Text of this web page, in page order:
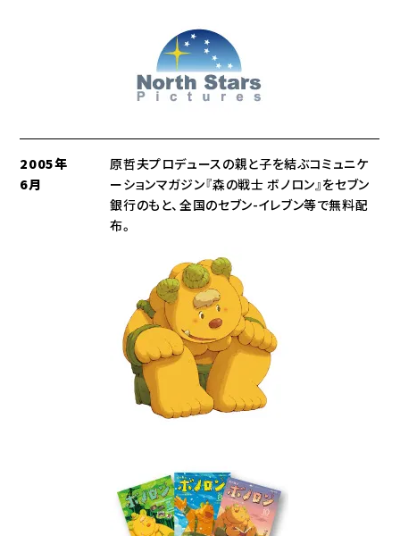
2005年
6月
原哲夫プロデュースの親と子を結ぶコミュニケ
ーションマガジン『森の戦士 ボノロン』をセブン
銀行のもと、全国のセブン-イレブン等で無料配
布。